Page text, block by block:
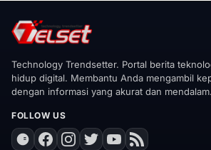
Technology Trendsetter. Portal berita
hidup digital. Membantu Anda mengambil
dengan informasi yang akurat dan mendalam.
FOLLOW US